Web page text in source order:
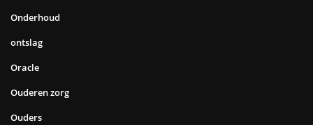
Onderhoud
ontslag
Oracle
Ouderen zorg
Ouders